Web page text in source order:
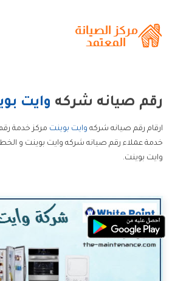
رقم صيانه شركه وايت
ارقام رقم صيانه شركه وايت بوينت مركز خدمة
خدمة عملاء رقم صيانه شركه وايت بوينت و
وايت بوينت.